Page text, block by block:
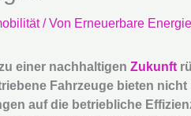
/ Von Erneuerbare
einer nachhaltigen Zukunft
Fahrzeuge bieten
auf die betriebliche